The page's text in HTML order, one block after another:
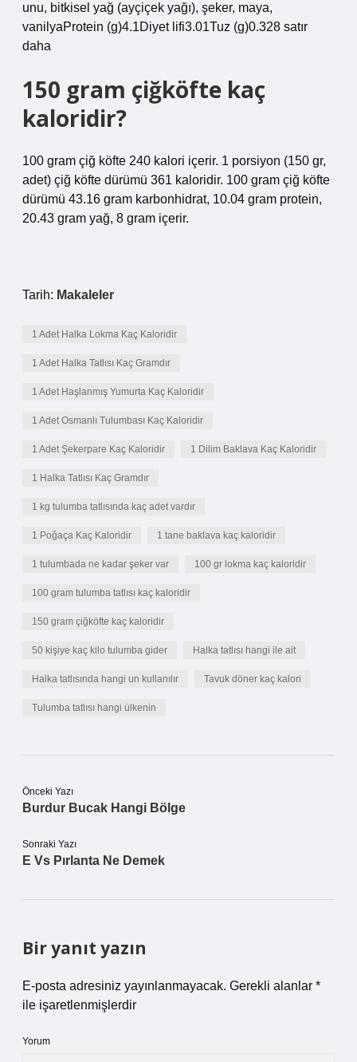
unu, bitkisel yağ (ayçiçek yağı), şeker, maya,
vanilyaProtein (g)4.1Diyet lifi3.01Tuz (g)0.328 satır
daha
150 gram çiğköfte kaç
kaloridir?
100 gram çiğ köfte 240 kalori içerir. 1 porsiyon (150 gr,
adet) çiğ köfte dürümü 361 kaloridir. 100 gram çiğ köfte
dürümü 43.16 gram karbonhidrat, 10.04 gram protein,
20.43 gram yağ, 8 gram içerir.
Tarih: Makaleler
1 Adet Halka Lokma Kaç Kaloridir
1 Adet Halka Tatlısı Kaç Gramdır
1 Adet Haşlanmış Yumurta Kaç Kaloridir
1 Adet Osmanlı Tulumbası Kaç Kaloridir
1 Adet Şekerpare Kaç Kaloridir 1 Dilim Baklava Kaç Kaloridir
1 Halka Tatlısı Kaç Gramdır
1 kg tulumba tatlısında kaç adet vardır
1 Poğaça Kaç Kaloridir 1 tane baklava kaç kaloridir
1 tulumbada ne kadar şeker var 100 gr lokma kaç kaloridir
100 gram tulumba tatlısı kaç kaloridir
150 gram çiğköfte kaç kaloridir
50 kişiye kaç kilo tulumba gider Halka tatlısı hangi ile ait
Halka tatlısında hangi un kullanılır Tavuk döner kaç kalori
Tulumba tatlısı hangi ülkenin
Önceki Yazı
Burdur Bucak Hangi Bölge
Sonraki Yazı
E Vs Pırlanta Ne Demek
Bir yanıt yazın
E-posta adresiniz yayınlanmayacak. Gerekli alanlar *
ile işaretlenmişlerdir
Yorum